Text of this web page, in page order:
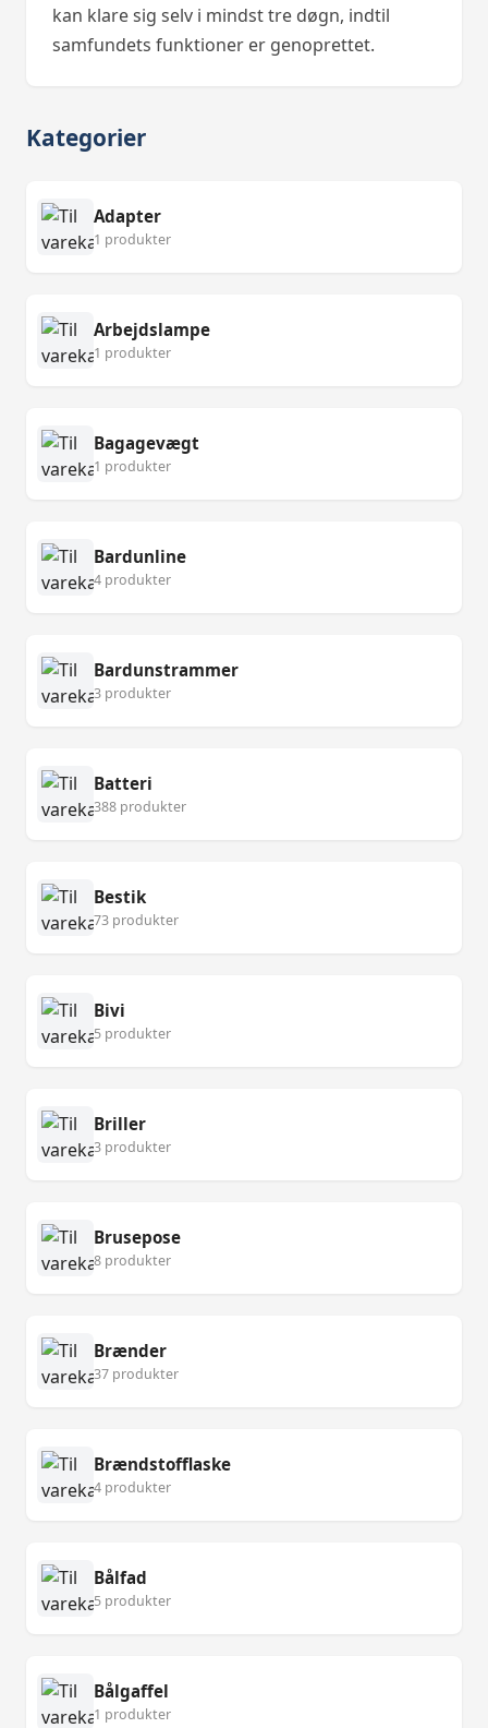
kan klare sig selv i mindst tre døgn, indtil
samfundets funktioner er genoprettet.
Kategorier
Adapter
1 produkter
Arbejdslampe
1 produkter
Bagagevægt
1 produkter
Bardunline
4 produkter
Bardunstrammer
3 produkter
Batteri
388 produkter
Bestik
73 produkter
Bivi
5 produkter
Briller
3 produkter
Brusepose
8 produkter
Brænder
37 produkter
Brændstofflaske
4 produkter
Bålfad
5 produkter
Bålgaffel
1 produkter